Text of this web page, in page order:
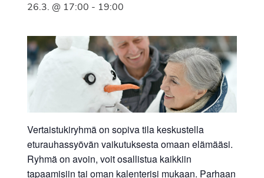
jäsenjärjestö.
26.3. @ 17:00 - 19:00
Vertaistukiryhmä on sopiva tila keskustella
eturauhassyövän vaikutuksesta omaan elämääsi.
Ryhmä on avoin, voit osallistua kaikkiin
tapaamisiin tai oman kalenterisi mukaan. Parhaan